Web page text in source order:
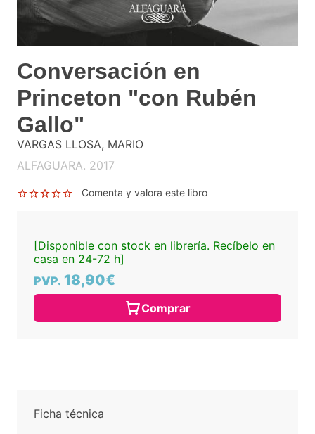
Conversación en
Princeton "con Rubén
Gallo"
VARGAS LLOSA, MARIO
ALFAGUARA. 2017
Comenta y valora este libro
[Disponible con stock en librería. Recíbelo en
casa en 24-72 h]
PVP. 18,90€
Comprar
Ficha técnica